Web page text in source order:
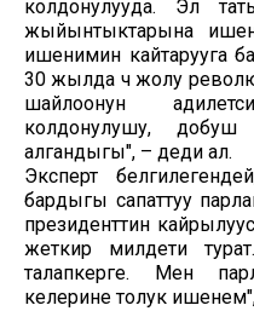
колдонулууда. Эл
жыйынтыктарына
ишенимин кайтарууга
30 жылда үч жолу
шайлоонун
колдонулушу,
алгандыгы", – деди ал.
Эксперт
бардыгы сапаттуу
президенттин
жеткирүү милдети
талапкерге. Мен
келерине толук